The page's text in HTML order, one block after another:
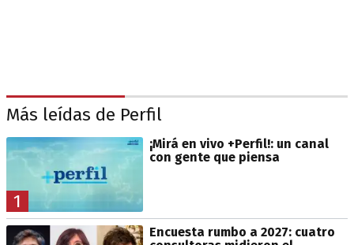
Más leídas de Perfil
1
¡Mirá en vivo +Perfil!: un canal
con gente que piensa
Encuesta rumbo a 2027: cuatro